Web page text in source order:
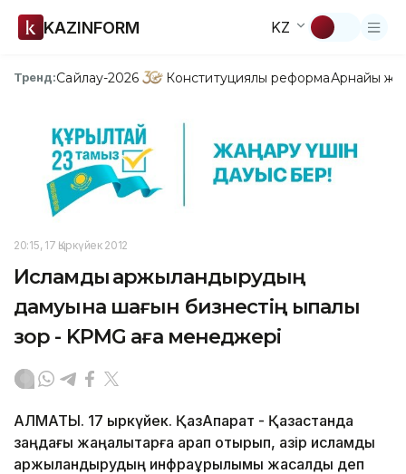
KAZINFORM KZ
Тренд:Сайлау-2026 Конституциялық реформаАрнайы
20:15, 17 Қыркүйек 2012
Исламдық қаржыландырудың
дамуына шағын бизнестің ықпалы
зор - KPMG аға менеджері
АЛМАТЫ. 17 қыркүйек. ҚазАқпарат - Қазақстанда
заңдағы жаңалықтарға қарап отырып, қазір исламдық
қаржыландырудың инфрақұрылымы жасалды деп